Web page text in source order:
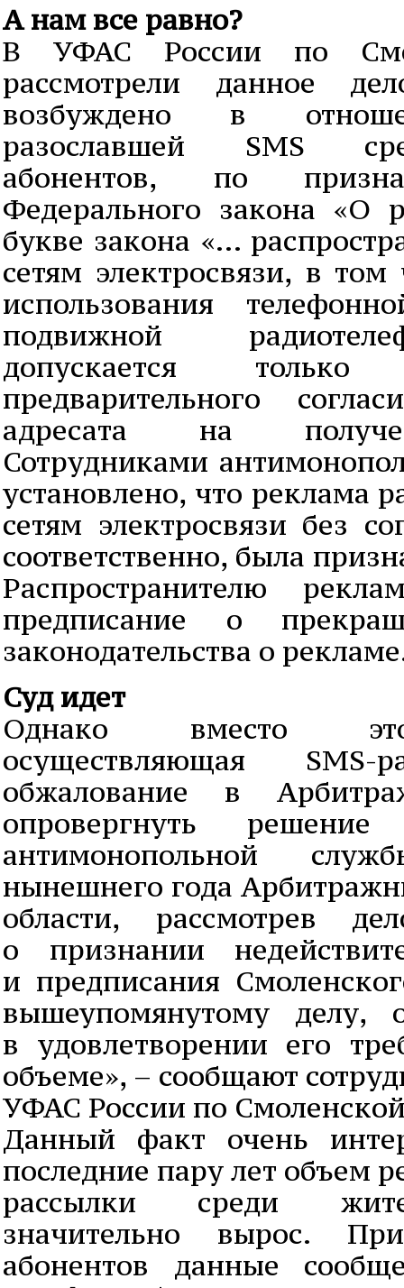
А нам все равно?
В УФАС России по
рассмотрели данное
возбуждено в
разославшей SMS
абонентов, по
Федерального закона «О
букве закона «…
сетям электросвязи, в том
использования
подвижной
допускается
предварительного
адресата на
Сотрудниками
установлено, что реклама
сетям электросвязи без
соответственно, была
Распространителю
предписание о
законодательства о
Суд идет
Однако вместо
осуществляющая SMS-
обжалование в
опровергнуть
антимонопольной
нынешнего года
области, рассмотрев
о признании
и предписания
вышеупомянутому делу,
в удовлетворении его
объеме», – сообщают
УФАС России по
Данный факт очень
последние пару лет объем
рассылки среди
значительно вырос.
абонентов данные